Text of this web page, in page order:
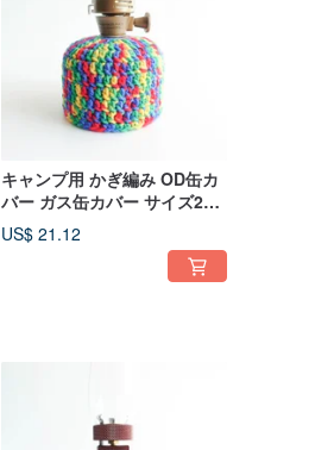
キャンプ用 かぎ編み OD缶カ
バー ガス缶カバー サイズ230
レゴカラー
US$ 21.12